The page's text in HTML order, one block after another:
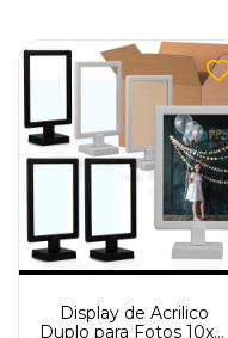
Display de Acrilico
Duplo para Fotos 10x15